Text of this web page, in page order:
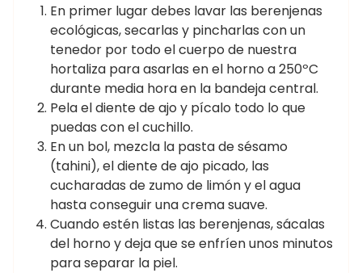
En primer lugar debes lavar las berenjenas
ecológicas, secarlas y pincharlas con un
tenedor por todo el cuerpo de nuestra
hortaliza para asarlas en el horno a 250ºC
durante media hora en la bandeja central.
Pela el diente de ajo y pícalo todo lo que
puedas con el cuchillo.
En un bol, mezcla la pasta de sésamo
(tahini), el diente de ajo picado, las
cucharadas de zumo de limón y el agua
hasta conseguir una crema suave.
Cuando estén listas las berenjenas, sácalas
del horno y deja que se enfríen unos minutos
para separar la piel.